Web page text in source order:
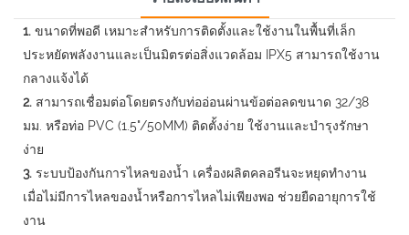
1. ขนาดที่พอดี เหมาะสำหรับการติดตั้งและใช้งานในพื้นที่เล็ก
ประหยัดพลังงานและเป็นมิตรต่อสิ่งแวดล้อม IPX5 สามารถใช้งาน
กลางแจ้งได้
2. สามารถเชื่อมต่อโดยตรงกับท่ออ่อนผ่านข้อต่อลดขนาด 32/38
มม. หรือท่อ PVC (1.5"/50MM) ติดตั้งง่าย ใช้งานและบำรุงรักษา
ง่าย
3. ระบบป้องกันการไหลของน้ำ เครื่องผลิตคลอรีนจะหยุดทำงาน
เมื่อไม่มีการไหลของน้ำหรือการไหลไม่เพียงพอ ช่วยยืดอายุการใช้
งาน